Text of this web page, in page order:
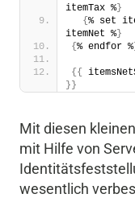
itemTax %}
{ % set
itemNet %}
{ % endfor %
{ {
} }
Mit diesen
mit Hilfe von
wesentlich